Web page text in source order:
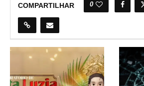
COMPARTILHAR 0